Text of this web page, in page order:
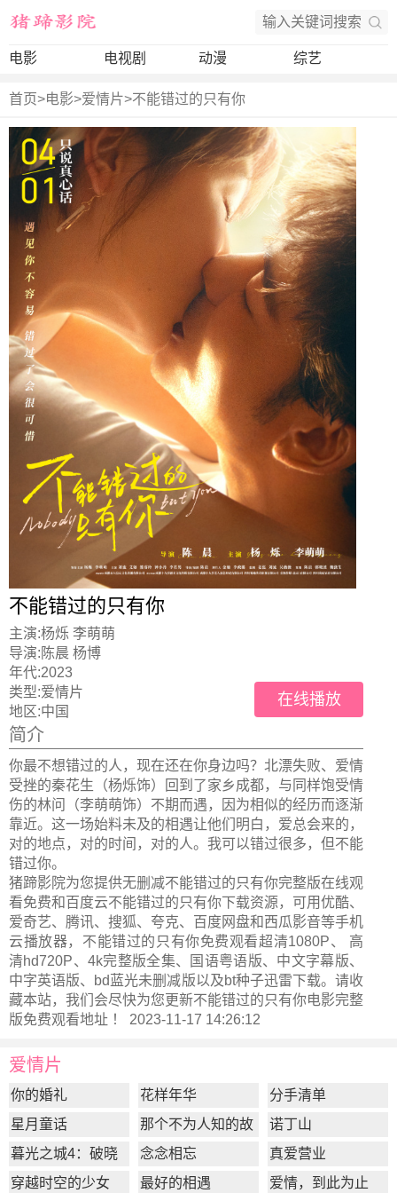
电影 电视剧 动漫 综艺
首页>电影>爱情片>不能错过的只有你
不能错过的只有你
主演:杨烁 李萌萌
导演: 陈晨 杨博
年代:2023
类型:爱情片
地区:中国
在线播放
简介
你最不想错过的人，现在还在你身边吗？北漂失败、爱情
受挫的秦花生（杨烁饰）回到了家乡成都，与同样饱受情
伤的林问（李萌萌饰）不期而遇，因为相似的经历而逐渐
靠近。这一场始料未及的相遇让他们明白，爱总会来的，
对的地点，对的时间，对的人。我可以错过很多，但不能
错过你。
猪蹄影院为您提供无删减不能错过的只有你完整版在线观
看免费和百度云不能错过的只有你下载资源，可用优酷、
爱奇艺、腾讯、搜狐、夸克、百度网盘和西瓜影音等手机
云播放器，不能错过的只有你免费观看超清1080P、 高
清hd720P、4k完整版全集、国语粤语版、中文字幕版、
中字英语版、bd蓝光未删减版以及bt种子迅雷下载。请收
藏本站，我们会尽快为您更新不能错过的只有你电影完整
版免费观看地址 ！ 2023-11-17 14:26:12
爱情片
你的婚礼 花样年华
分手清单
星月童话
那个不为人知的故
事
诺丁山
暮光之城4：破晓
上
念念相忘
真爱营业
穿越时空的少女
最好的相遇 爱情，到此为止